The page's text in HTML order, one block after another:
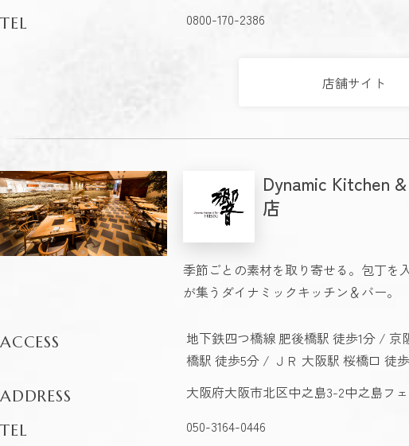
TEL 0800-170-2386
店舗サイト
Dynamic Kitchen
店
季節ごとの素材を取り寄せる。包丁を
が集うダイナミックキッチン＆バー。
ACCESS
地下鉄四つ橋線 肥後橋駅 徒歩1分 /
橋駅 徒歩5分 / ＪＲ 大阪駅 桜橋口 徒
ADDRESS 大阪府大阪市北区中之島3-2中之島フ
TEL 050-3164-0446